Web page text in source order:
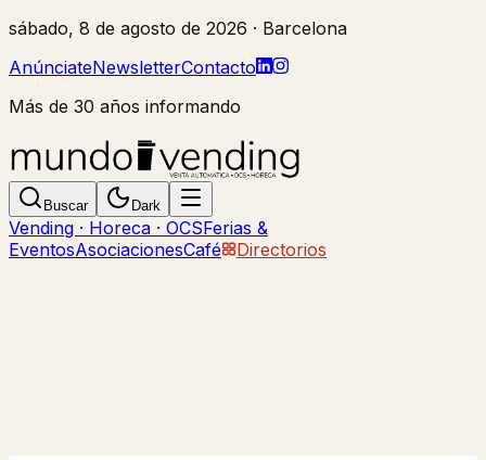
sábado, 8 de agosto de 2026 · Barcelona
AnúnciateNewsletterContacto
Más de 30 años informando
Buscar Dark
Vending · Horeca · OCSFerias &
EventosAsociacionesCafé Directorios